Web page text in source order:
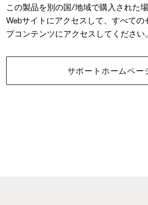
この製品を別の国/地域で購入された
Webサイトにアクセスして、すべての
プコンテンツにアクセスしてください。
サポートホームペー